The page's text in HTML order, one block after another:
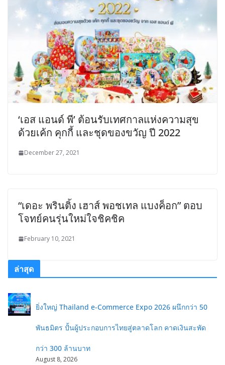
‘เอส แอนด์ พี’ ต้อนรับเทศกาลแห่งความสุข
ด้วยเค้ก คุกกี้ และชุดของขวัญ ปี 2022
December 27, 2021
“เดอะ พรินติ้ง เฮาส์ พอชเทล แบงค็อก” ตอบ
โจทย์คนรุ่นใหม่ใจชิคชิค
February 10, 2021
ล่าสุด
ยิ่งใหญ่ Thailand e-Commerce Expo 2026 ผนึกกว่า 50
พันธมิตร ปั้นผู้ประกอบการไทยสู่ตลาดโลก คาดเงินสะพัด
กว่า 300 ล้านบาท
August 8, 2026